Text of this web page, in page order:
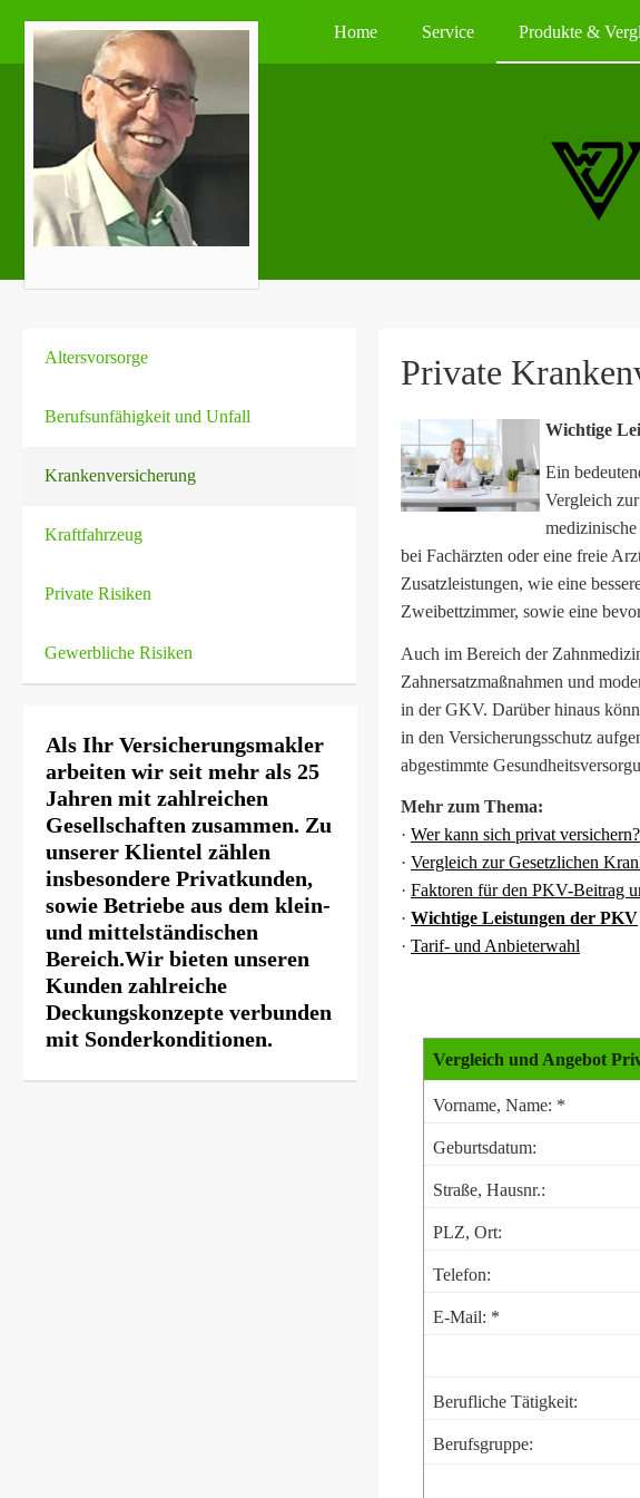
Home Service Produkte &
Alters­vorsorge
Berufsunfähigkeit und Unfall
Kranken­ver­si­che­rung
Kraftfahrzeug
Private Risiken
Gewerbliche Risiken
Als Ihr Ver­sicherungs­makler
arbeiten wir seit mehr als 25
Jahren mit zahlreichen
Gesellschaften zusammen. Zu
unserer Klientel zählen
insbesondere Privatkunden,
sowie Betriebe aus dem klein-
und mittelständischen
Bereich.Wir bieten unseren
Kunden zahlreiche
Deckungskonzepte verbunden
mit Sonderkonditionen.
Private
Wichtige
Ein
Vergleich
bei Fachärzten oder eine freie
Zusatzleistungen, wie eine
Zweibettzimmer, sowie eine
Auch im Bereich der
Zahnersatzmaßnahmen und
in der GKV. Darüber hinaus
in den Versicherungsschutz
abgestimmte
Mehr zum Thema:
· Wer kann sich privat ver­sichern?
· Vergleich zur Gesetzlichen
· Faktoren für den PKV-Beitrag
· Wichtige Leistungen der PKV
· Tarif- und Anbieterwahl
Vergleich und Angebot
Vorname, Name: *
Geburts­datum:
Straße, Hausnr.:
PLZ, Ort:
Telefon:
E-Mail: *
Berufliche Tätigkeit:
Berufsgruppe: